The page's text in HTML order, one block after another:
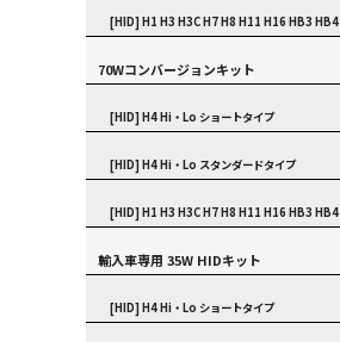
[HID] H1 H3 H3C H7 H8 H11 H16 HB3 HB4
70Wコンバージョンキット
[HID] H4 Hi・Lo ショートタイプ
[HID] H4 Hi・Lo スタンダードタイプ
[HID] H1 H3 H3C H7 H8 H11 H16 HB3 HB4
輸入車専用 35W HIDキット
[HID] H4 Hi・Lo ショートタイプ